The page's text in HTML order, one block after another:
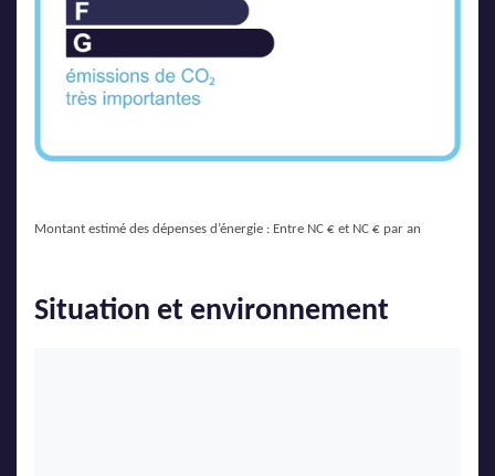
Montant estimé des dépenses d’énergie : Entre NC € et NC € par an
Situation et environnement